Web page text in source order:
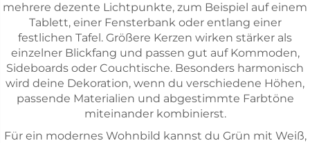
mehrere dezente Lichtpunkte, zum Beispiel auf einem
Tablett, einer Fensterbank oder entlang einer
festlichen Tafel. Größere Kerzen wirken stärker als
einzelner Blickfang und passen gut auf Kommoden,
Sideboards oder Couchtische. Besonders harmonisch
wird deine Dekoration, wenn du verschiedene Höhen,
passende Materialien und abgestimmte Farbtöne
miteinander kombinierst.
Für ein modernes Wohnbild kannst du Grün mit Weiß,